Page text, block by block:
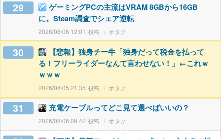
29
ゲーミングPCの主流はVRAM 8GBから16GB
に。Steam調査でシェア逆転
2026/08/06 12:01 オタク
30
【悲報】独身チー牛「独身だって税金を払って
る！フリーライダーなんて言わせない！」←これｗ
ｗｗｗ
2026/08/05 21:35 オタク
31 充電ケーブルってどこ見て選べばいいの？
2026/08/06 09:42 オタク